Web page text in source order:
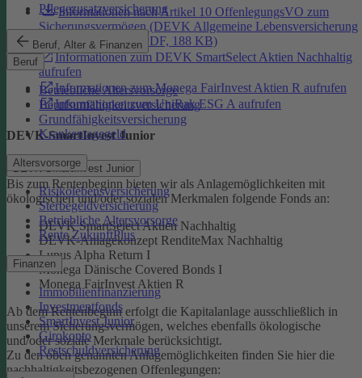
Pflegezusatzversicherung
Beruf, Alter & Finanzen
Beruf
Betriebliche Altersvorsorge
Berufsunfähigkeitsversicherung
Grundfähigkeitsversicherung
Krankentagegeld
Altersvorsorge
Risikolebensversicherung
Sterbegeldversicherung
Betriebliche Altersvorsorge
Rente ZukunftPlus
Finanzen
Immobilienfinanzierung
Investmentfonds
SmartInvest Junior
Girokonto
Restschuldversicherung
Informationen nach Artikel 10 OffenlegungsVO zum
Sicherungsvermögen (DEVK Allgemeine Lebensversicherung
AG) herunterladen (PDF, 188 KB)
Informationen zum DEVK SmartSelect Aktien Nachhaltig
aufrufen
Informationen zum Monega FairInvest Aktien R aufrufen
Informationen zum UniRak ESG A aufrufen
DEVK-SmartInvest Junior
DEVK-SmartInvest Junior
Bis zum Rentenbeginn bieten wir als Anlagemöglichkeiten mit
ökologischen und/oder sozialen Merkmalen folgende Fonds an:
DEVK SmartSelect Aktien Nachhaltig
DEVK-Anlagekonzept RenditeMax Nachhaltig
Lupus Alpha Return I
Monega Dänische Covered Bonds I
Monega FairInvest Aktien R
Ab dem Rentenbeginn erfolgt die Kapitalanlage ausschließlich in
unserem Sicherungsvermögen, welches ebenfalls ökologische
und/oder soziale Merkmale berücksichtigt.
Zu den oben genannten Anlagemöglichkeiten finden Sie hier die
nachhaltigkeitsbezogenen Offenlegungen: